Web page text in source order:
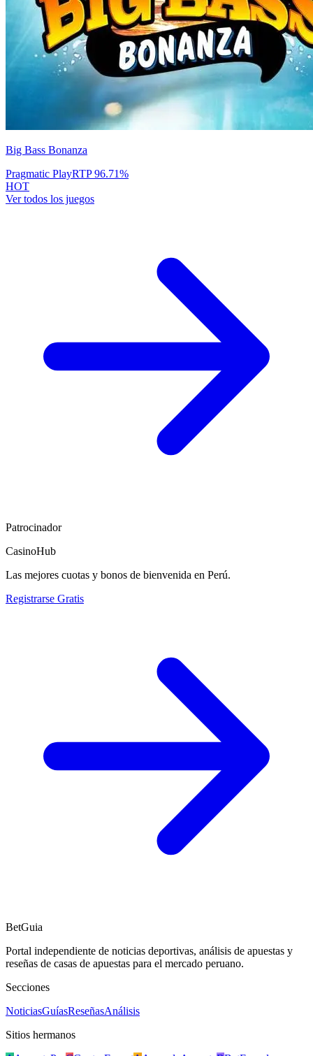
Big Bass Bonanza
Pragmatic PlayRTP96.71%
HOT
Ver todos los juegos
Patrocinador
CasinoHub
Las mejores cuotas y bonos de bienvenida en Perú.
Registrarse Gratis
BetGuia
Portal independiente de noticias deportivas, análisis de apuestas y
reseñas de casas de apuestas para el mercado peruano.
Secciones
NoticiasGuíasReseñasAnálisis
Sitios hermanos